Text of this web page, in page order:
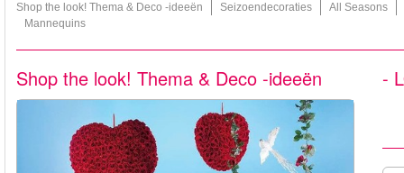
Shop the look! Thema & Deco -ideeën Seizoendecoraties
All Seasons
Mannequins
Shop the look! Thema & Deco -ideeën -